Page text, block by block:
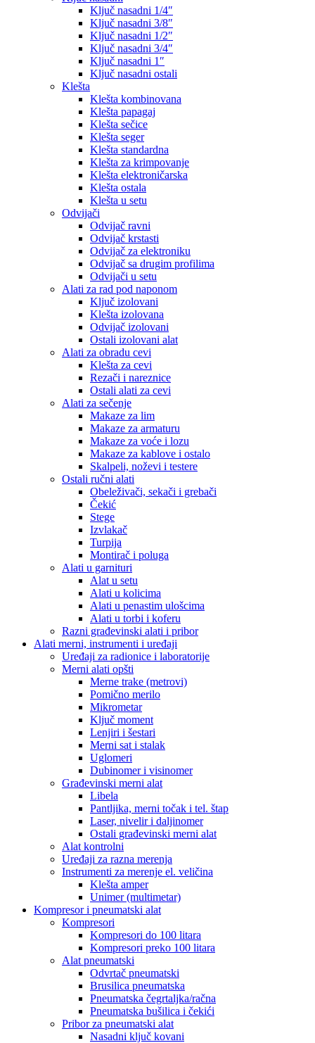
Ključ nasadni 1/4″
Ključ nasadni 3/8″
Ključ nasadni 1/2″
Ključ nasadni 3/4″
Ključ nasadni 1″
Ključ nasadni ostali
Klešta
Klešta kombinovana
Klešta papagaj
Klešta sečice
Klešta seger
Klešta standardna
Klešta za krimpovanje
Klešta elektroničarska
Klešta ostala
Klešta u setu
Odvijači
Odvijač ravni
Odvijač krstasti
Odvijač za elektroniku
Odvijač sa drugim profilima
Odvijači u setu
Alati za rad pod naponom
Ključ izolovani
Klešta izolovana
Odvijač izolovani
Ostali izolovani alat
Alati za obradu cevi
Klešta za cevi
Rezači i nareznice
Ostali alati za cevi
Alati za sečenje
Makaze za lim
Makaze za armaturu
Makaze za voće i lozu
Makaze za kablove i ostalo
Skalpeli, noževi i testere
Ostali ručni alati
Obeleživači, sekači i grebači
Čekić
Stege
Izvlakač
Turpija
Montirač i poluga
Alati u garnituri
Alat u setu
Alati u kolicima
Alati u penastim ulošcima
Alati u torbi i koferu
Razni građevinski alati i pribor
Alati merni, instrumenti i uređaji
Uređaji za radionice i laboratorije
Merni alati opšti
Merne trake (metrovi)
Pomično merilo
Mikrometar
Ključ moment
Lenjiri i šestari
Merni sat i stalak
Uglomeri
Dubinomer i visinomer
Građevinski merni alat
Libela
Pantljika, merni točak i tel. štap
Laser, nivelir i daljinomer
Ostali građevinski merni alat
Alat kontrolni
Uređaji za razna merenja
Instrumenti za merenje el. veličina
Klešta amper
Unimer (multimetar)
Kompresor i pneumatski alat
Kompresori
Kompresori do 100 litara
Kompresori preko 100 litara
Alat pneumatski
Odvrtač pneumatski
Brusilica pneumatska
Pneumatska čegrtaljka/račna
Pneumatska bušilica i čekići
Pribor za pneumatski alat
Nasadni ključ kovani